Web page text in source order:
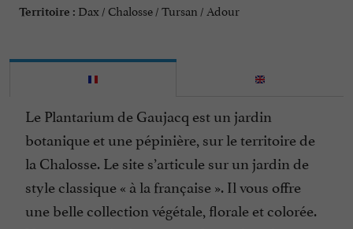
Territoire : Dax / Chalosse / Tursan / Adour
Le Plantarium de Gaujacq est un jardin
botanique et une pépinière, sur le territoire de
la Chalosse. Le site s’articule sur un jardin de
style classique « à la française ». Il vous offre
une belle collection végétale, florale et colorée.